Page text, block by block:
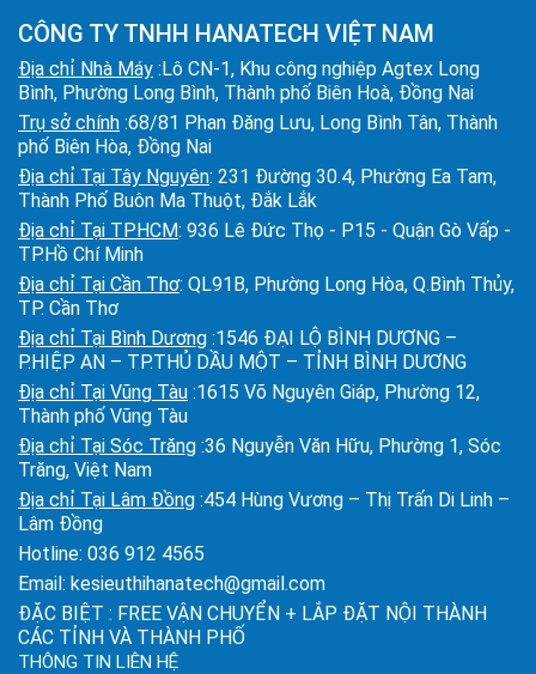
CÔNG TY TNHH HANATECH VIỆT NAM
Địa chỉ Nhà Máy :Lô CN-1, Khu công nghiệp Agtex Long
Bình, Phường Long Bình, Thành phố Biên Hoà, Đồng Nai
Trụ sở chính :68/81 Phan Đăng Lưu, Long Bình Tân, Thành
phố Biên Hòa, Đồng Nai
Địa chỉ Tại Tây Nguyên: 231 Đường 30.4, Phường Ea Tam,
Thành Phố Buôn Ma Thuột, Đắk Lắk
Địa chỉ Tại TPHCM: 936 Lê Đức Thọ - P15 - Quận Gò Vấp -
TP.Hồ Chí Minh
Địa chỉ Tại Cần Thơ: QL91B, Phường Long Hòa, Q.Bình Thủy,
TP. Cần Thơ
Địa chỉ Tại Bình Dương :1546 ĐẠI LỘ BÌNH DƯƠNG –
P.HIỆP AN – TP.THỦ DẦU MỘT – TỈNH BÌNH DƯƠNG
Địa chỉ Tại Vũng Tàu :1615 Võ Nguyên Giáp, Phường 12,
Thành phố Vũng Tàu
Địa chỉ Tại Sóc Trăng :36 Nguyễn Văn Hữu, Phường 1, Sóc
Trăng, Việt Nam
Địa chỉ Tại Lâm Đồng :454 Hùng Vương – Thị Trấn Di Linh –
Lâm Đồng
Hotline: 036 912 4565
Email: kesieuthihanatech@gmail.com
ĐẶC BIỆT : FREE VẬN CHUYỂN + LẮP ĐẶT NỘI THÀNH
CÁC TỈNH VÀ THÀNH PHỐ
THÔNG TIN LIÊN HỆ